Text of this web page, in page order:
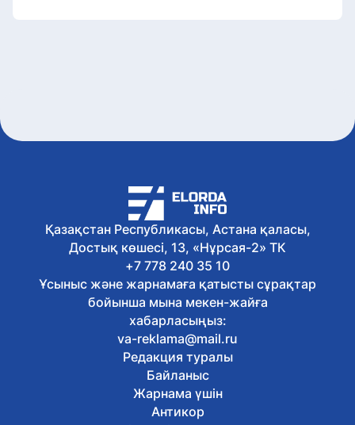
Қазақстан Республикасы, Астана қаласы,
Достық көшесі, 13, «Нұрсая-2» ТК
+7 778 240 35 10
Ұсыныс және жарнамаға қатысты сұрақтар
бойынша мына мекен-жайға
хабарласыңыз:
va-reklama@mail.ru
Редакция туралы
Байланыс
Жарнама үшін
Антикор